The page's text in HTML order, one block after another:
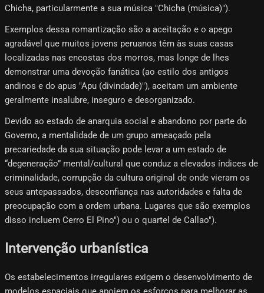
Chicha, particularmente a sua música "Chicha (música)").
Exemplos dessa romantização são a aceitação e o apego
agradável que muitos jovens peruanos têm às suas casas
localizadas nas encostas dos morros, mas longe de lhes
demonstrar uma devoção fanática (ao estilo dos antigos
andinos e do apus "Apu (divindade)"), aceitam um ambiente
geralmente insalubre, inseguro e desorganizado.
Devido ao estado de anarquia social e abandono por parte do
Governo, a mentalidade de um grupo ameaçado pela
precariedade da sua situação pode levar a um estado de
“degeneração” mental/cultural que conduz a elevados índices de
criminalidade, corrupção da cultura original de onde vieram os
seus antepassados, desconfiança nas autoridades e falta de
preocupação com a ordem urbana. Lugares que são exemplos
disso incluem Cerro El Pino") ou o quartel de Callao").
Intervenção urbanística
Os estabelecimentos irregulares exigem o desenvolvimento de